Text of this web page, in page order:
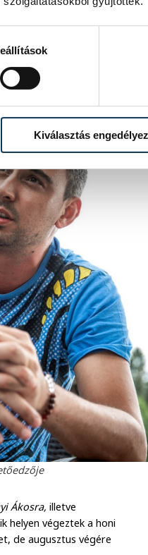
Kiválasztás
Ákosra,illetve
helyen végeztek a honi
de augusztus végére